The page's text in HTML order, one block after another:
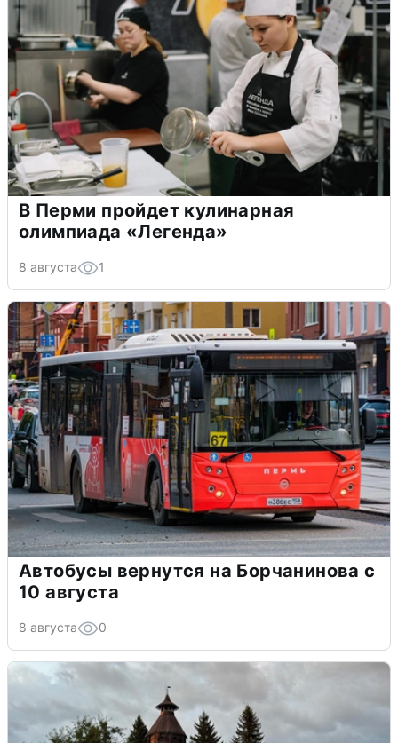
В Перми пройдет кулинарная
олимпиада «Легенда»
8 августа 1
Автобусы вернутся на Борчанинова с
10 августа
8 августа 0